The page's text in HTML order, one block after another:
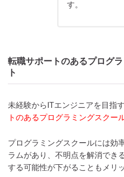
す。
転職サポートのあるプログ
ト
未経験からITエンジニアを目指
トのあるプログラミングスクー
プログラミングスクールには効
ラムがあり、不明点を解消でき
する可能性が下がることもメリ